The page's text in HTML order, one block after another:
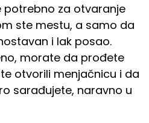
potrebno za otvaranje
ste mestu, a samo da
i lak posao.
morate da prođete
otvorili menjačnicu i da
sarađujete, naravno u